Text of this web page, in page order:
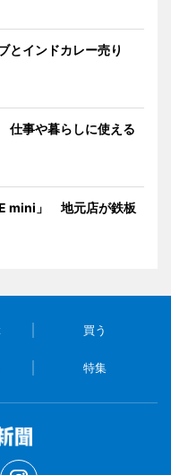
インドカレー売り
仕事や暮らしに使える
mini」 地元店が鉄板
買う
特集